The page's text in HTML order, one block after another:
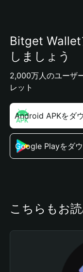
Bitget Wallet
しましょう
2,000万人のユーザ
レット
Android APKをダ
Google Playをダ
こちらもお